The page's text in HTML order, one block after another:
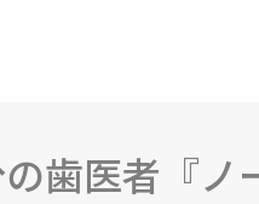
歯医者『ノ